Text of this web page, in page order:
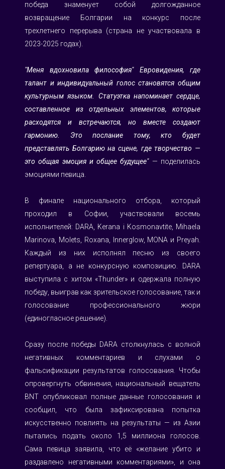
победа знаменует собой долгожданное
возвращение Болгарии на конкурс после
трехлетнего перерыва (страна не участвовала в
2023-2025 годах).
"Меня вдохновила философия" Евровидения, где
талант и индивидуальный голос становятся общим
культурным языком. Статуэтка напоминает сердце,
составленное из отдельных элементов, которые
расходятся и встречаются, но вместе создают
гармонию. Это послание тому, кто будет
представлять Болгарию на сцене, где творчество —
это общая эмоция и общее будущее" — поделилась
эмоциями певица.
В финале национального отбора, который
проходил в Софии, участвовали восемь
исполнителей: DARA, Kerana i Kosmonavtite, Mihaela
Marinova, Molets, Roxana, Innerglow, MONA и Preyah.
Каждый из них исполнял песню из своего
репертуара, а не конкурсную композицию. DARA
выступила с хитом «Thunder» и одержала полную
победу, выиграв как зрительское голосование, так и
голосование профессионального жюри
(единогласное решение).
Сразу после победы DARA столкнулась с волной
негативных комментариев и слухами о
фальсификации результатов голосования. Чтобы
опровергнуть обвинения, национальный вещатель
BNT опубликовал полные данные голосования и
сообщил, что была зафиксирована попытка
искусственно повлиять на результаты — из Азии
пытались подать около 1,5 миллиона голосов.
Сама певица заявила, что её «желание убито и
раздавлено негативными комментариями», и она